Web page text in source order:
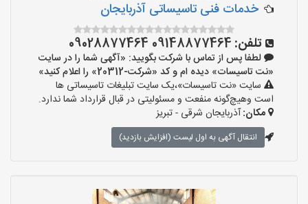
خدمات فنی تاسیساتی آذربایجان
تلفن: 09148877464 09028877464
لطفا پس از تماس با شرکت بگویید: «آگهی شما را در سایت
«نت تاسیسات» دیده ام و کد «شرکت-20312» را اعلام کنید»
سایت «نت تاسیسات»،یک سایت تبلیغات تاسیساتی ها
است وهیچ‌گونه منفعت و مسئولیتی در قبال قرارداد شما ندارد.
مکان:آذربایجان شرقی - تبریز
انتقال آگهی به اول لیست (افزایش بازدید)